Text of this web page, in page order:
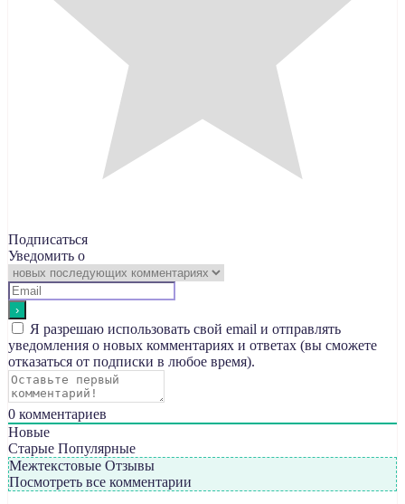
Подписаться
Уведомить о
Я разрешаю использовать свой email и отправлять
уведомления о новых комментариях и ответах (вы cможете
отказаться от подписки в любое время).
0 комментариев
Новые
Старые Популярные
Межтекстовые Отзывы
Посмотреть все комментарии